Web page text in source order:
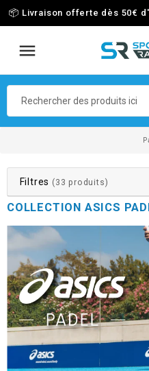
📦 Livraison offerte dès 50€
Filtres (33 produits)
COLLECTION ASICS